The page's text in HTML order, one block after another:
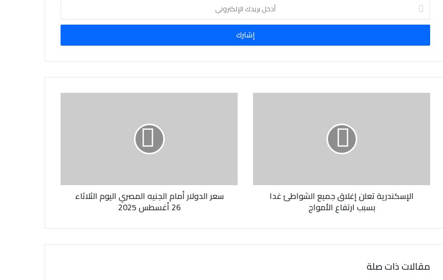
خ
ب
د
ن
الإسكندرية تعلن إغلاق جميع الشواطئ غدا
بسبب ارتفاع الأمواج
سعر الدولار أمام الجنيه المصري اليوم الثلاثاء
26 أغسطس 2025
مقالات ذات صلة